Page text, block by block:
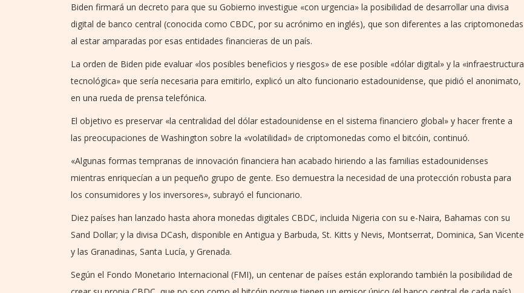
Biden firmará un decreto para que su Gobierno investigue «con urgencia» la posibilidad de desarrollar una divisa
digital de banco central (conocida como CBDC, por su acrónimo en inglés), que son diferentes a las criptomonedas
al estar amparadas por esas entidades financieras de un país.
La orden de Biden pide evaluar «los posibles beneficios y riesgos» de ese posible «dólar digital» y la «infraestructura
tecnológica» que sería necesaria para emitirlo, explicó un alto funcionario estadounidense, que pidió el anonimato,
en una rueda de prensa telefónica.
El objetivo es preservar «la centralidad del dólar estadounidense en el sistema financiero global» y hacer frente a
las preocupaciones de Washington sobre la «volatilidad» de criptomonedas como el bitcóin, continuó.
«Algunas formas tempranas de innovación financiera han acabado hiriendo a las familias estadounidenses
mientras enriquecían a un pequeño grupo de gente. Eso demuestra la necesidad de una protección robusta para
los consumidores y los inversores», subrayó el funcionario.
Diez países han lanzado hasta ahora monedas digitales CBDC, incluida Nigeria con su e-Naira, Bahamas con su
Sand Dollar; y la divisa DCash, disponible en Antigua y Barbuda, St. Kitts y Nevis, Montserrat, Dominica, San Vicente
y las Granadinas, Santa Lucía, y Grenada.
Según el Fondo Monetario Internacional (FMI), un centenar de países están explorando también la posibilidad de